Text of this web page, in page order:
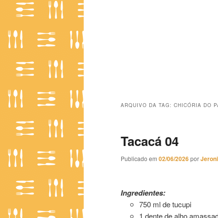
ARQUIVO DA TAG: CHICÓRIA DO
Tacacá 04
Publicado em 02/06/2026por
Ingredientes:
750 ml de tucupi
1 dente de alho